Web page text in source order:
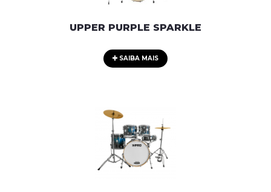
UPPER PURPLE SPARKLE
SAIBA MAIS